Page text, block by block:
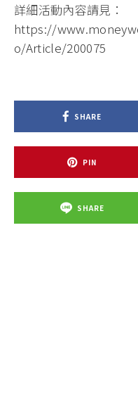
詳細活動內容請見：
https://
o/Article/200075
SHARE
PIN
SHARE